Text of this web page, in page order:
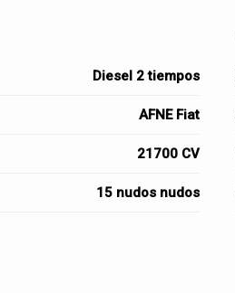
Diesel 2 tiempos
AFNE Fiat
21700 CV
15 nudos nudos